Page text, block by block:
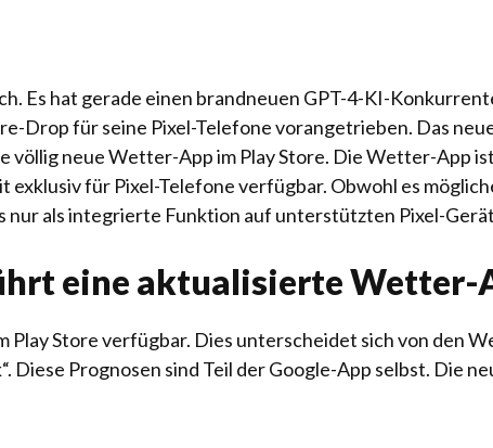
Es hat gerade einen brandneuen GPT-4-KI-
Drop für seine Pixel-Telefone vorangetrieben. Das
völlig neue Wetter-App im Play Store. Die Wetter-App
exklusiv für Pixel-Telefone verfügbar. Obwohl es
nur als integrierte Funktion auf unterstützten Pixel-
eine aktualisierte Wetter-
Play Store verfügbar. Dies unterscheidet sich von den
Diese Prognosen sind Teil der Google-App selbst. Die